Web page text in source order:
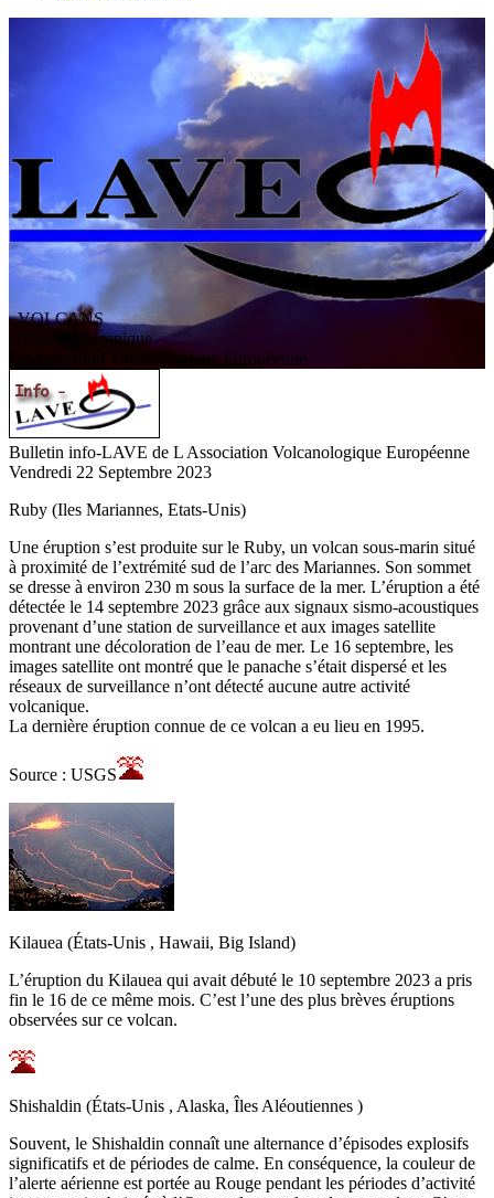
VOLCANS
/ Activité volcanique
ssociation V olcanologiqueEuropéenne
Bulletin info-LAVE de L Association Volcanologique Européenne
Vendredi 22 Septembre 2023
Ruby (Iles Mariannes, Etats-Unis)
Une éruption s’est produite sur le Ruby, un volcan sous-marin situé
à proximité de l’extrémité sud de l’arc des Mariannes. Son sommet
se dresse à environ 230 m sous la surface de la mer. L’éruption a été
détectée le 14 septembre 2023 grâce aux signaux sismo-acoustiques
provenant d’une station de surveillance et aux images satellite
montrant une décoloration de l’eau de mer. Le 16 septembre, les
images satellite ont montré que le panache s’était dispersé et les
réseaux de surveillance n’ont détecté aucune autre activité
volcanique.
La dernière éruption connue de ce volcan a eu lieu en 1995.
Source : USGS
Kilauea (États-Unis , Hawaii, Big Island)
L’éruption du Kilauea qui avait débuté le 10 septembre 2023 a pris
fin le 16 de ce même mois. C’est l’une des plus brèves éruptions
observées sur ce volcan.
Shishaldin (États-Unis , Alaska, Îles Aléoutiennes )
Souvent, le Shishaldin connaît une alternance d’épisodes explosifs
significatifs et de périodes de calme. En conséquence, la couleur de
l’alerte aérienne est portée au Rouge pendant les périodes d’activité